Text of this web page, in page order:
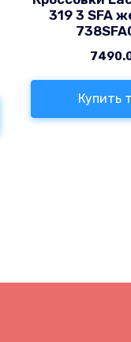
319 3 SFA
Купить